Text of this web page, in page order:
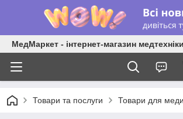
МедМаркет - інтернет-магазин
Товари та послуги Товари для